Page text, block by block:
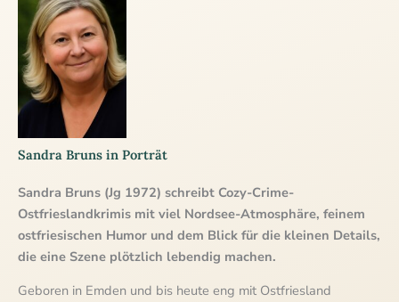
Sandra Bruns in Porträt
Sandra Bruns (Jg 1972) schreibt Cozy-Crime-
Ostfrieslandkrimis mit viel Nordsee-Atmosphäre, feinem
ostfriesischen Humor und dem Blick für die kleinen Details,
die eine Szene plötzlich lebendig machen.
Geboren in Emden und bis heute eng mit Ostfriesland